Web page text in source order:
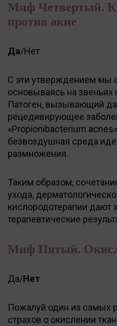
Миф Четвертый.
против акне
Да/Нет
С эти утверждением мы
основываясь на звеньях
Патоген, вызывающий
рецедивирующее
«Propionibacterium
безвоздушная среда
размножения.
Таким образом,
ухода,
кислородотерапии дают
терапевтические
Миф Пятый.
Да/Нет
Пожалуй один из самых
страхов о окислении